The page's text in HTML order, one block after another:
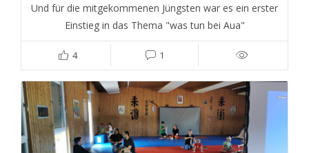
Und für die mitgekommenen Jüngsten war es ein erster
Einstieg in das Thema "was tun bei Aua"
4 1